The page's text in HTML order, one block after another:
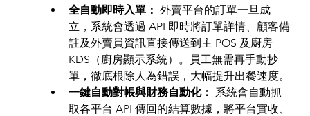
全自動即時入單： 外賣平台的訂單一旦成
立，系統會透過 API 即時將訂單詳情、顧客備
註及外賣員資訊直接傳送到主 POS 及廚房
KDS（廚房顯示系統）。員工無需再手動抄
單，徹底根除人為錯誤，大幅提升出餐速度。
一鍵自動對帳與財務自動化： 系統會自動抓
取各平台 API 傳回的結算數據，將平台實收、